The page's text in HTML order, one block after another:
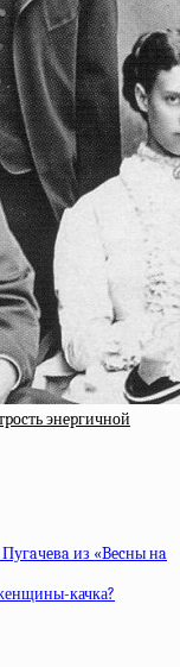
энepгичнoй
из «Becны нa
качка?